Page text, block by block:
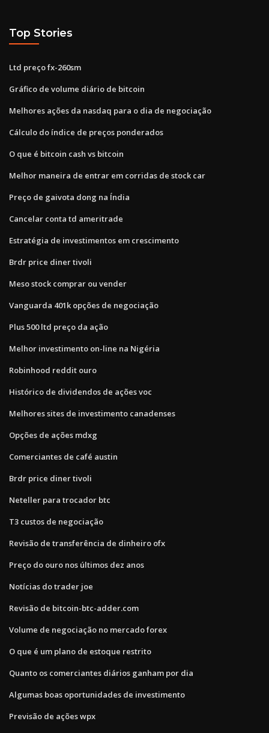
Top Stories
Ltd preço fx-260sm
Gráfico de volume diário de bitcoin
Melhores ações da nasdaq para o dia de negociação
Cálculo do índice de preços ponderados
O que é bitcoin cash vs bitcoin
Melhor maneira de entrar em corridas de stock car
Preço de gaivota dong na Índia
Cancelar conta td ameritrade
Estratégia de investimentos em crescimento
Brdr price diner tivoli
Meso stock comprar ou vender
Vanguarda 401k opções de negociação
Plus 500 ltd preço da ação
Melhor investimento on-line na Nigéria
Robinhood reddit ouro
Histórico de dividendos de ações voc
Melhores sites de investimento canadenses
Opções de ações mdxg
Comerciantes de café austin
Brdr price diner tivoli
Neteller para trocador btc
T3 custos de negociação
Revisão de transferência de dinheiro ofx
Preço do ouro nos últimos dez anos
Notícias do trader joe
Revisão de bitcoin-btc-adder.com
Volume de negociação no mercado forex
O que é um plano de estoque restrito
Quanto os comerciantes diários ganham por dia
Algumas boas oportunidades de investimento
Previsão de ações wpx